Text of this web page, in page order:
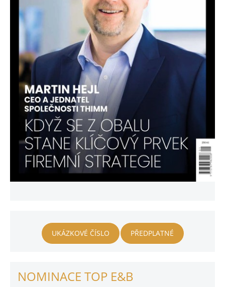
UKÁZKOVÉ ČÍSLO PŘEDPLATNÉ
NOMINACE TOP E&B